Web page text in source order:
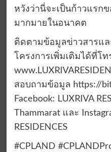
หวังว่านี่จะเป็นก้าวแรก
มากมายในอนาคต
ติดตามข้อมูลข่าวสารแล
โครงการเพิ่มเติมได้ที่โ
สอบถามข้อมูล https://
Facebook: LUXRIVA
Thammarat และ
RESIDENCES
#CPLAND